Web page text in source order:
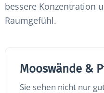
bessere Konzentration
Raumgefühl.
Mooswände &
Sie sehen nicht nur